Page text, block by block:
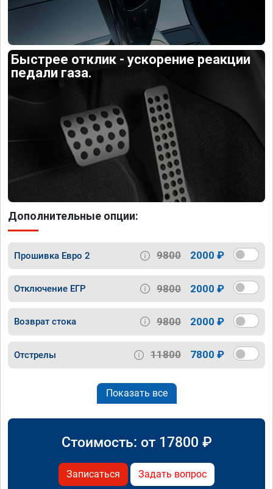
Быстрее отклик - ускорение реакции
педали газа.
Дополнительные опции:
Прошивка Евро 2 9800 2000 ₽
Отключение ЕГР 9800 2000 ₽
Возврат стока 9800 2000 ₽
Отстрелы 11800 7800 ₽
Показать все
Стоимость: от 17800 ₽
Записаться Задать вопрос